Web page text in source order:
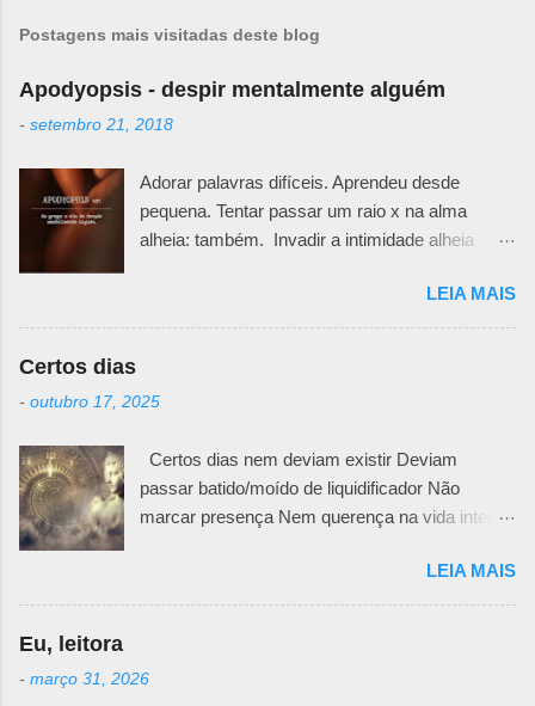
Postagens mais visitadas deste blog
Apodyopsis - despir mentalmente alguém
- setembro 21, 2018
Adorar palavras difíceis. Aprendeu desde
pequena. Tentar passar um raio x na alma
alheia: também. Invadir a intimidade alheia
sutileza necessária para ir desafiando teias e
véus e ir abrindo pedacinhos que outra pessoa
nossas feridas e nossos curativos emocionais.
mais fria e racional de trancar emoções. Pode
ser uma falta de generosidade que esconde
mágoas passadas e nunca resolvidas. Não
determinação para lidar com as dores que daí
alheia sem ter a devida permissão é intrusão. E
LEIA MAIS
Certos dias
- outubro 17, 2025
Certos dias nem deviam existir Deviam
passar batido/moído de liquidificador Não
marcar presença Nem querença na vida inteira
instalam posseiros nas profundezas do querer
da alma. Ficam ali quietinhos/matreiros
visita indesejada. Vai! dizemos Fico! grita mal
LEIA MAIS
Eu, leitora
- março 31, 2026